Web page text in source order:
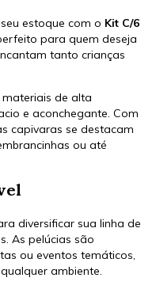
estoque com o Kit C/6
para quem deseja
tanto crianças
de alta
e aconchegante. Com
capivaras se destacam
ou até
diversificar sua linha de
As pelúcias são
ou eventos temáticos,
ambiente.